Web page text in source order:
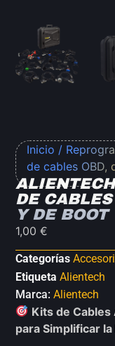
Inicio /
de cables OBD,
DE
Y DE BOOT
1,00 €
Categorías
Etiqueta Alientech
Marca: Alientech
Kits de
para Simplificar